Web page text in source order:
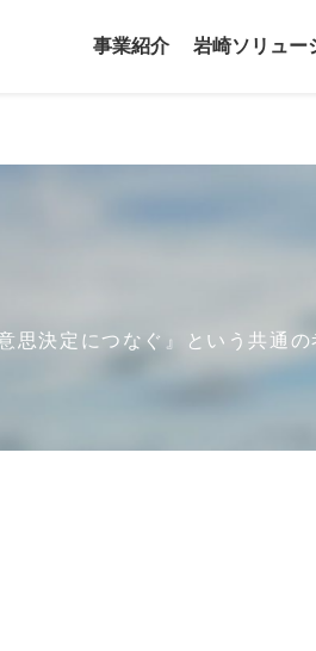
事業紹介 岩崎ソリュー
決定につなぐ』という共通